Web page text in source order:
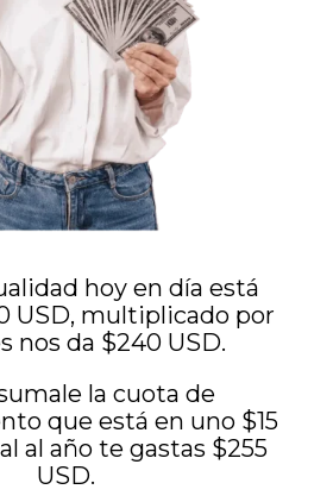
hoy en día está
USD, multiplicado por
nos da $240 USD.
la cuota de
que está en uno $15
al año te gastas $255
USD.